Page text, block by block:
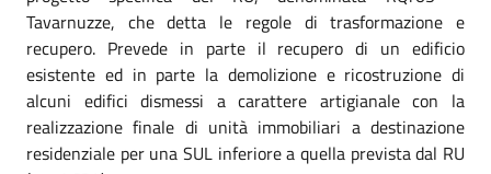
Tavarnuzze, che detta le regole di trasformazione e
recupero. Prevede in parte il recupero di un edificio
esistente ed in parte la demolizione e ricostruzione di
alcuni edifici dismessi a carattere artigianale con la
realizzazione finale di unità immobiliari a destinazione
residenziale per una SUL inferiore a quella prevista dal RU